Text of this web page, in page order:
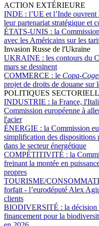
ACTION EXTÉRIEURE
INDE : l’UE et l’Inde ouvrent
leur partenariat stratégique et
ÉTATS-UNIS : la
avec les Américains sur les
Invasion Russe de l'Ukraine
UKRAINE : les contours du
mars se dessinent
COMMERCE : le Copa-
projet de droits de douane sur
POLITIQUES
INDUSTRIE : la France,
Commission européenne à
l'acier
ÉNERGIE : la Commission
simplification des dispositions
dans le secteur énergétique
COMPÉTITIVITÉ : la
freinant la montée en
propres
TOURISME/
forfait - l’eurodéputé Alex
clients
BIODIVERSITÉ : la décision
financement pour la